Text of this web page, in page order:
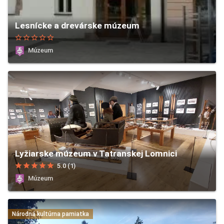
Lesnícke a drevárske múzeum
star_borderstar_borderstar_borderstar_borderstar_border
Múzeum
Lyžiarske múzeum v Tatranskej Lomnici
starstarstarstarstar 5.0 (1)
Múzeum
Národná kultúrna pamiatka